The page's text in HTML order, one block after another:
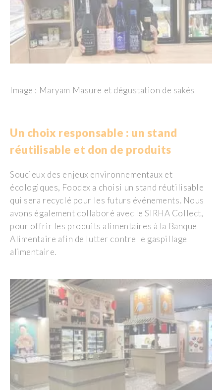
Image : Maryam Masure et dégustation de sakés
Un choix responsable : un stand
réutilisable et don de produits
Soucieux des enjeux environnementaux et
écologiques, Foodex a choisi un stand réutilisable
qui sera recyclé pour les futurs événements. Nous
avons également collaboré avec le SIRHA Collect,
pour offrir les produits alimentaires à la Banque
Alimentaire afin de lutter contre le gaspillage
alimentaire.